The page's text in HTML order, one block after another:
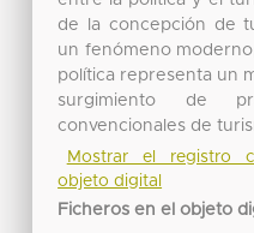
de la concepción de
un fenómeno
política representa un
surgimiento de
convencionales de
Mostrar el registro
objeto digital
Ficheros en el objeto